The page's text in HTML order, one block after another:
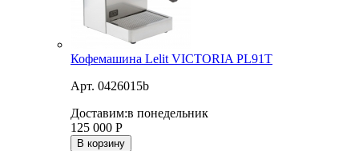
Кофемашина Lelit VICTORIA PL91T
Арт. 0426015b
Доставим:в понедельник
125 000 Р
В корзину